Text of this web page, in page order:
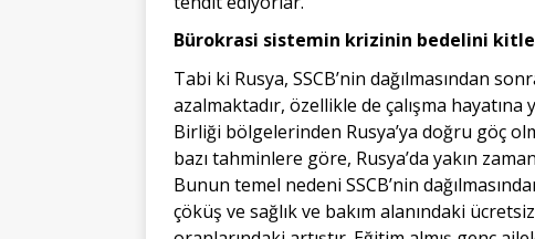
Bürokrasi sistemin krizinin bedelini
Tabi ki Rusya, SSCB’nin dağılmasından
azalmaktadır, özellikle de çalışma
Birliği bölgelerinden Rusya’ya doğru göç
bazı tahminlere göre, Rusya’da yakın
Bunun temel nedeni SSCB’nin
çöküş ve sağlık ve bakım alanındaki